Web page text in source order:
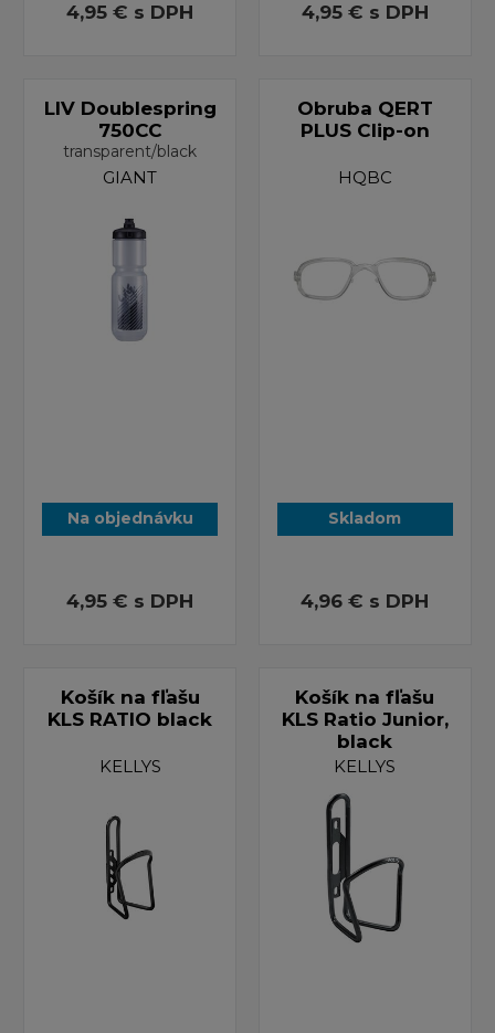
4,95 € s DPH 4,95 € s DPH
LIV Doublespring
750CC
transparent/black
GIANT
Na objednávku
4,95 € s DPH
Obruba QERT
PLUS Clip-on
HQBC
Skladom
4,96 € s DPH
Košík na fľašu
KLS RATIO black
KELLYS
Košík na fľašu
KLS Ratio Junior,
black
KELLYS